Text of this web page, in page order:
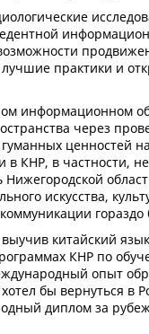
практики и
информационном
через
ценностей
в КНР, в частности,
искусства,
выучив китайский
КНР по
опыт
хотел бы вернуться
диплом за